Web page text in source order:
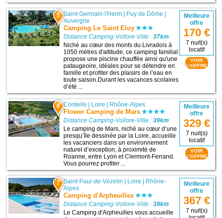
5 Saint-Germain-l'Herm | Puy de Dôme |
Auvergne
Camping Le Saint Eloy
Distance Camping-Vollore-Ville :37km
Niché au cœur des monts du Livradois à
1050 mètres d'altitude, ce camping familial
propose une piscine chauffée ainsi qu'une
pataugeoire, idéales pour se détendre en
famille et profiter des plaisirs de l’eau en
toute saison.Durant les vacances scolaires
d’été ...
Meilleure
offre
170 €
7 nuit(s)
locatif
VOIR
L'OFFRE
6 Cordelle | Loire | Rhône-Alpes
Flower Camping de Mars
Distance Camping-Vollore-Ville :39km
Le camping de Mars, niché au cœur d’une
presqu’île dessinée par la Loire, accueille
les vacanciers dans un environnement
naturel d’exception, à proximité de
Roanne, entre Lyon et Clermont-Ferrand.
Vous pourrez profiter ...
Meilleure
offre
329 €
7 nuit(s)
locatif
VOIR
L'OFFRE
7 Saint-Paul-de-Vézelin Loire
Rhône-
Alpes
Camping d'Arpheuilles
Distance Camping-Vollore-Ville :39km
Le Camping d'Arpheuilles vous accueille
Meilleure
offre
367 €
7 nuit(s)